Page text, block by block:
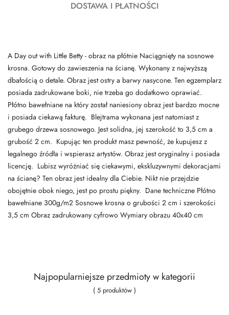
DOSTAWA I PŁATNOŚCI
A Day out with Little Betty - obraz na płótnie Naciągnięty na sosnowe
krosna. Gotowy do zawieszenia na ścianę. Wykonany z najwyższą
dbałością o detale. Obraz jest ostry a barwy nasycone. Ten egzemplarz
posiada zadrukowane boki, nie trzeba go dodatkowo oprawiać.
Płótno bawełniane na który został naniesiony obraz jest bardzo mocne
i posiada ciekawą fakturę. Blejtrama wykonana jest natomiast z
grubego drzewa sosnowego. Jest solidna, jej szerokość to 3,5 cm a
grubość 2 cm. Kupując ten produkt masz pewność, że kupujesz z
legalnego źródła i wspierasz artystów. Obraz jest oryginalny i posiada
licencję. Lubisz wyróżniać się ciekawymi, ekskluzywnymi dekoracjami
na ścianę? Ten obraz jest idealny dla Ciebie. Nikt nie przejdzie
obojętnie obok niego, jest po prostu piękny. Dane techniczne Płótno
bawełniane 300g/m2 Sosnowe krosna o grubości 2 cm i szerokości
3,5 cm Obraz zadrukowany cyfrowo Wymiary obrazu 40x40 cm
Najpopularniejsze przedmioty w kategorii
( 5 produktów )